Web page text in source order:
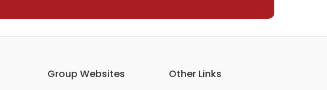
Group Websites
Other Links